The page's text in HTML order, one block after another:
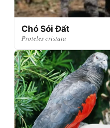
Chó Sói Đất
Proteles cristata